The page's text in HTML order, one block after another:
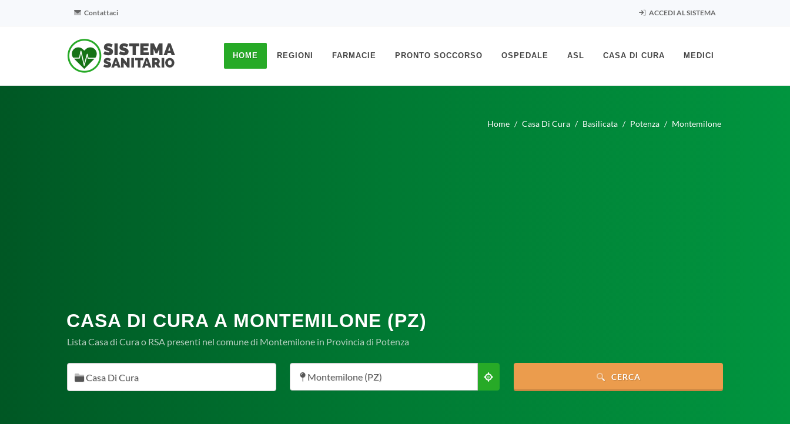
Contattaci ACCEDI AL SISTEMA
HOME REGIONI FARMACIE PRONTO SOCCORSO OSPEDALE ASL CASA DI CURA MEDICI
Home Casa Di Cura Basilicata Potenza Montemilone
CASA DI CURA A MONTEMILONE (PZ)
Lista Casa di Cura o RSA presenti nel comune di Montemilone in Provincia di Potenza
Casa Di Cura Montemilone (PZ) CERCA